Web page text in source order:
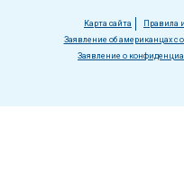
Меню
нижнем
Карта сайта
Правила
Заявление об американцах
Заявление о